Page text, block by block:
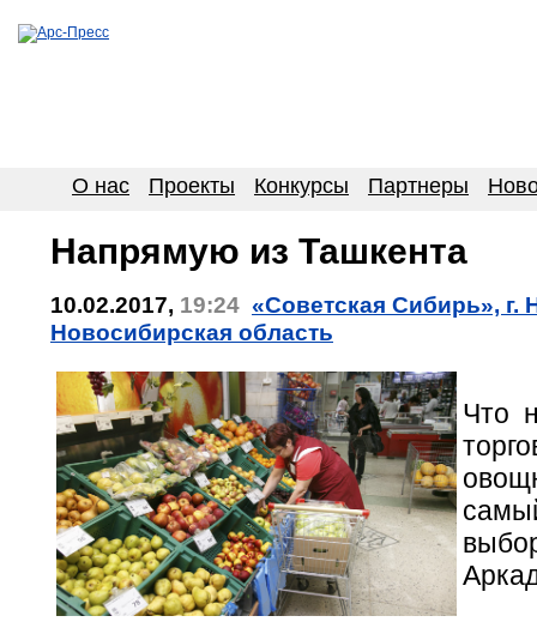
О нас Проекты Конкурсы Партнеры
Напрямую из Ташкента
10.02.2017, 19:24 «Советская Сибирь», г.
Новосибирская область
Что